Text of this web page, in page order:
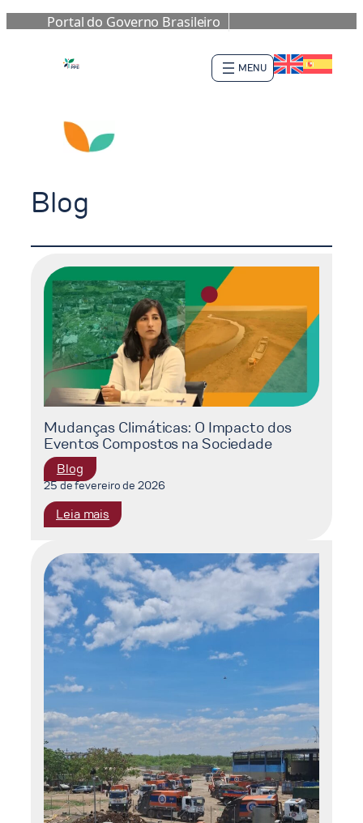
Portal do Governo Brasileiro
para
o
Blog
Mudanças Climáticas: O Impacto dos
Eventos Compostos na Sociedade
Blog
25 de fevereiro de 2026
Leia mais
Mudanças
Climáticas:
O
Impacto
dos
Eventos
Compostos
na